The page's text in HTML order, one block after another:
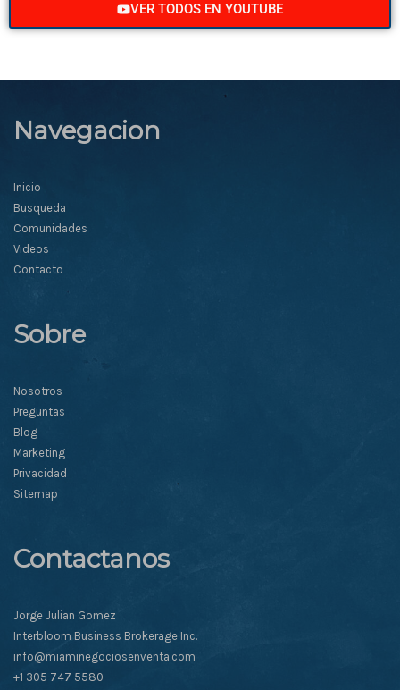
VER TODOS EN YOUTUBE
Navegacion
Inicio
Busqueda
Comunidades
Videos
Contacto
Sobre
Nosotros
Preguntas
Blog
Marketing
Privacidad
Sitemap
Contactanos
Jorge Julian Gomez
Interbloom Business Brokerage Inc.
info@miaminegociosenventa.com
+1 305 747 5580